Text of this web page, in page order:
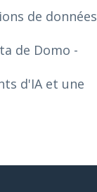
de données
de Domo -
d'IA et une